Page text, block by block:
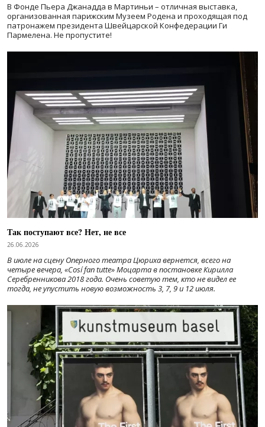
В Фонде Пьера Джанадда в Мартиньи – отличная выставка,
организованная парижским Музеем Родена и проходящая под
патронажем президента Швейцарской Конфедерации Ги
Пармелена. Не пропустите!
Так поступают все? Нет, не все
26.06.2026
В июле на сцену Оперного театра Цюриха вернется, всего на
четыре вечера, «Cosí fan tutte» Моцарта в постановке Кирилла
Серебренникова 2018 года. Очень советую тем, кто не видел ее
тогда, не упустить новую возможность 3, 7, 9 и 12 июля.